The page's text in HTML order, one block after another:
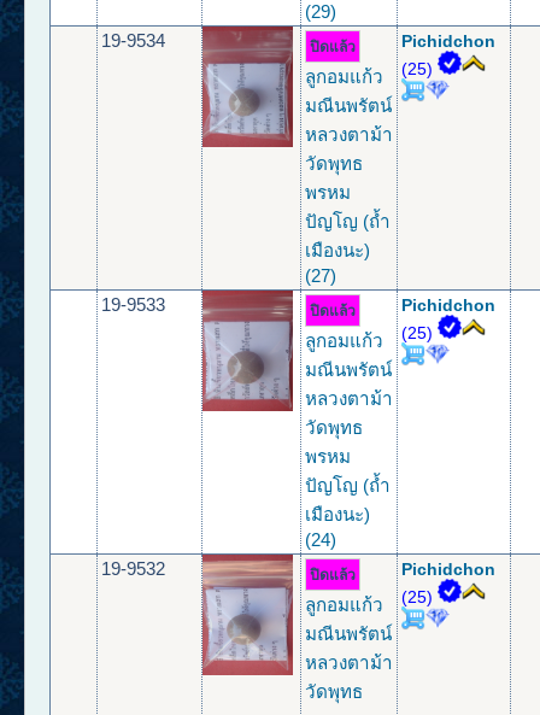
(29)
19-9534 ปิดแล้ว
ลูกอมแก้ว
มณีนพรัตน์
หลวงตาม้า
วัดพุทธ
พรหม
ปัญโญ (ถ้ำ
เมืองนะ)
(27)
Pichidchon
(25)
19-9533 ปิดแล้ว
ลูกอมแก้ว
มณีนพรัตน์
หลวงตาม้า
วัดพุทธ
พรหม
ปัญโญ (ถ้ำ
เมืองนะ)
(24)
Pichidchon
(25)
19-9532 ปิดแล้ว
ลูกอมแก้ว
มณีนพรัตน์
หลวงตาม้า
วัดพุทธ
Pichidchon
(25)